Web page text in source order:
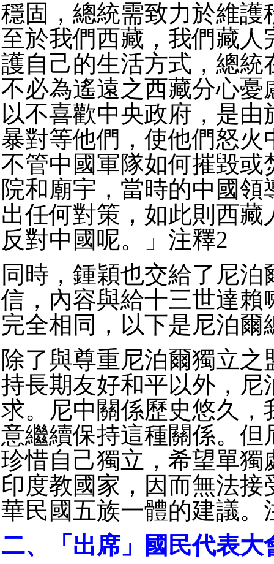
穩固，總統需致力於維護
至於我們西藏，我們藏人
護自己的生活方式，總統
不必為遙遠之西藏分心憂
以不喜歡中央政府，是由
暴對等他們，使他們怒火
不管中國軍隊如何摧毀或
院和廟宇，當時的中國領
出任何對策，如此則西藏
反對中國呢。」注釋2
同時，鍾穎也交給了尼泊
信，內容與給十三世達賴
完全相同，以下是尼泊爾
除了與尊重尼泊爾獨立之
持長期友好和平以外，尼
求。尼中關係歷史悠久，
意繼續保持這種關係。但
珍惜自己獨立，希望單獨
印度教國家，因而無法接
華民國五族一體的建議。
二、「出席」國民代表大